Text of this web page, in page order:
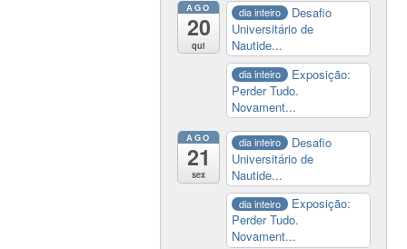
AGO
20
qui
dia inteiro
Desafio
Universitário de
Nautide...
dia inteiro
Exposição:
Perder Tudo.
Novament...
AGO
21
sex
dia inteiro
Desafio
Universitário de
Nautide...
dia inteiro
Exposição:
Perder Tudo.
Novament...